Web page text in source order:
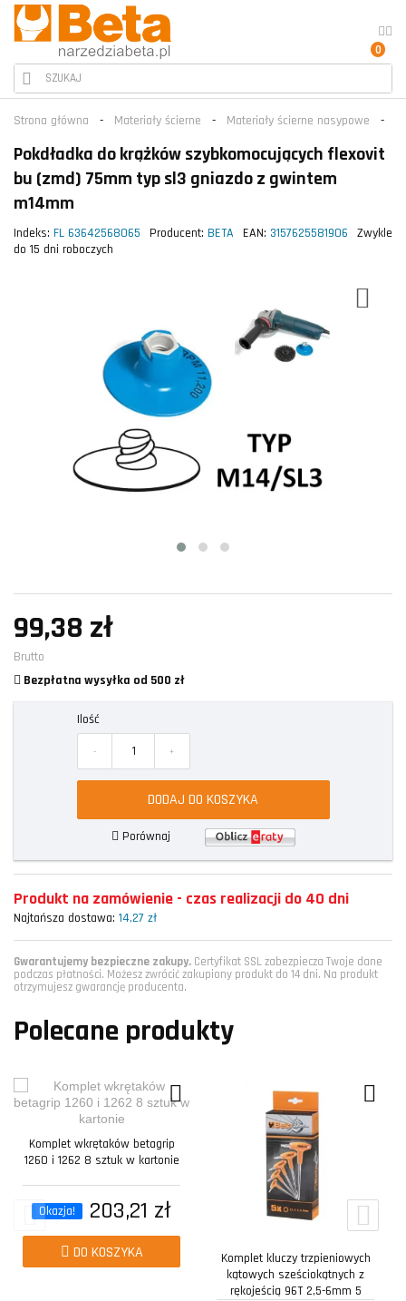
0
Strona główna Materiały ścierne Materiały ścierne nasypowe
Pokdładka do krążków szybkomocujących flexovit
bu (zmd) 75mm typ sl3 gniazdo z gwintem
m14mm
Indeks: FL 63642568065 Producent: BETA EAN: 3157625581906
Zwykle
do 15 dni roboczych
99,38 zł
Brutto
Bezpłatna wysyłka od 500 zł
Ilość
- +
DODAJ DO KOSZYKA
Porównaj
Produkt na zamówienie - czas realizacji do 40 dni
Najtańsza dostawa: 14,27 zł
Gwarantujemy bezpieczne zakupy. Certyfikat SSL zabezpiecza Twoje dane
podczas płatności. Możesz zwrócić zakupiony produkt do 14 dni. Na produkt
otrzymujesz gwarancję producenta.
Polecane produkty
Komplet wkrętaków betagrip
1260 i 1262 8 sztuk w kartonie
Okazja! 203,21 zł
DO KOSZYKA
Komplet kluczy trzpieniowych
kątowych sześciokątnych z
rękojeścią 96T 2,5-6mm 5